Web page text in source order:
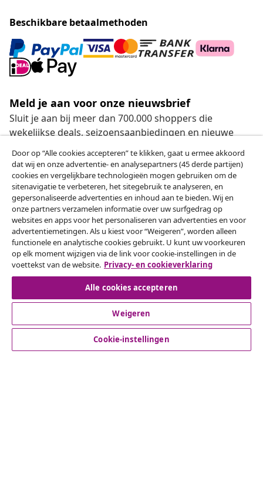
Beschikbare betaalmethoden
Meld je aan voor onze nieuwsbrief
Sluit je aan bij meer dan 700.000 shoppers die
wekelijkse deals, seizoensaanbiedingen en nieuwe
Onze sociale media
Herroeping van de overeenkomst
Een annulering voor je bestelling indienen
Herroeping van de overeenkomst
Klantenservice
Door op “Alle cookies accepteren” te klikken, gaat u ermee akkoord
dat wij en onze advertentie- en analysepartners (45 derde partijen)
cookies en vergelijkbare technologieën mogen gebruiken om de
sitenavigatie te verbeteren, het sitegebruik te analyseren, en
gepersonaliseerde advertenties en inhoud aan te bieden. Wij en
onze partners verzamelen informatie over uw surfgedrag op
websites en apps voor het personaliseren van advertenties en voor
advertentiemetingen. Als u kiest voor “Weigeren”, worden alleen
functionele en analytische cookies gebruikt. U kunt uw voorkeuren
op elk moment wijzigen via de link voor cookie-instellingen in de
voettekst van de website. Privacy- en cookieverklaring
Alle cookies accepteren
Weigeren
Cookie-instellingen